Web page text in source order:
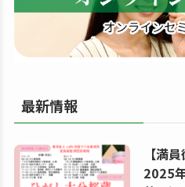
最新情報
【満
2025